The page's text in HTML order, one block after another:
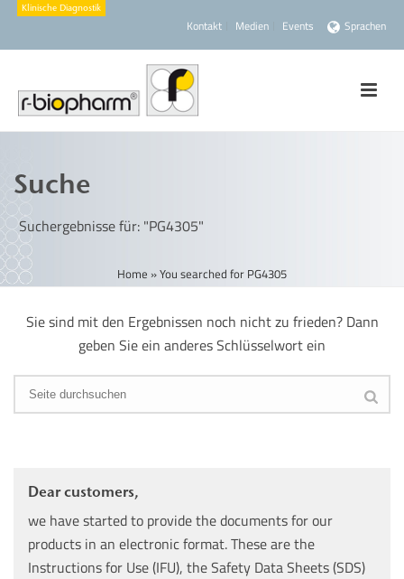
Kontakt Medien Events Sprachen
Suche
Suchergebnisse für: "PG4305"
Home »You searched for PG4305
Sie sind mit den Ergebnissen noch nicht zu frieden? Dann
geben Sie ein anderes Schlüsselwort ein
Dear customers,
we have started to provide the documents for our
products in an electronic format. These are the
Instructions for Use (IFU), the Safety Data Sheets (SDS)